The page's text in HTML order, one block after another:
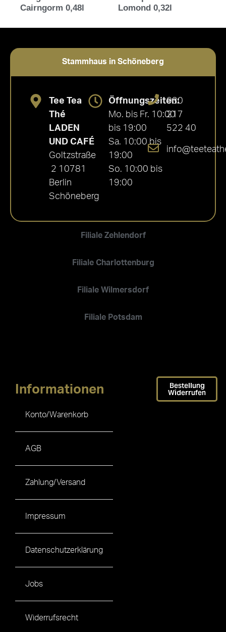
Cairngorm 0,48l
Lomond 0,32l
Stammhaus in Schöneberg
Filiale Zehlendorf
Filiale Charlottenburg
Filiale Wilmersdorf
Filiale Potsdam
Tee Tea
Thé
LADEN
UND CAFÉ
Goltzstraße
2 10781
Berlin
Schöneberg
Öffnungszeiten:
Mo. bis Fr. 10:00
bis 19:00
Sa. 10:00 bis
19:00
So. 10:00 bis
19:00
030
217
522 40
Informationen
Konto/Warenkorb
AGB
Zahlung/Versand
Impressum
Datenschutzerklärung
Jobs
Widerrufsrecht
Bestellung
Widerrufen